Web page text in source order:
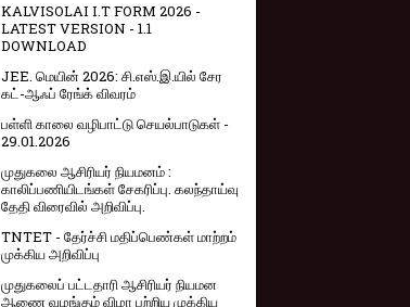
KALVISOLAI I.T FORM 2026 -
LATEST VERSION - 1.1
DOWNLOAD
JEE. மெயின் 2026: சி.எஸ்.இ.யில் சேர
கட்-ஆஃப் ரேங்க் விவரம்
பள்ளி காலை வழிபாட்டு செயல்பாடுகள் -
29.01.2026
முதுகலை ஆசிரியர் நியமனம் :
காலிப்பணியிடங்கள் சேகரிப்பு. கலந்தாய்வு
தேதி விரைவில் அறிவிப்பு.
TNTET - தேர்ச்சி மதிப்பெண்கள் மாற்றம்
முக்கிய அறிவிப்பு
முதுகலைப் பட்டதாரி ஆசிரியர் நியமன
ஆணை வழங்கும் விழா பற்றிய முக்கிய